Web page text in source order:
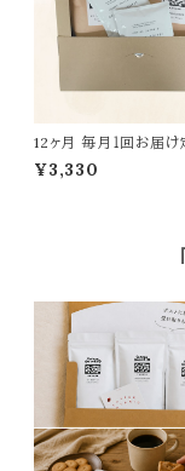
12ヶ月 毎月１回お届
00gx2袋）送料無料
¥3,330